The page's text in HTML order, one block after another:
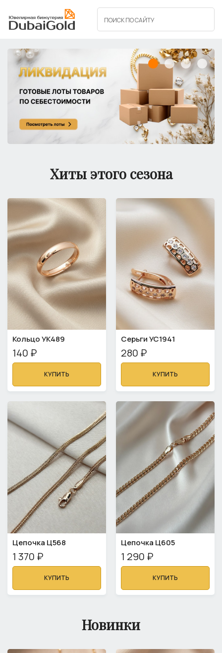
Хиты этого сезона
Кольцо УК489
140 ₽
КУПИТЬ
Серьги УС1941
280 ₽
КУПИТЬ
Цепочка Ц568
1 370 ₽
КУПИТЬ
Цепочка Ц605
1 290 ₽
КУПИТЬ
Новинки